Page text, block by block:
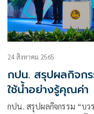
24 สิงหาคม 2565
กปน. สรุปผลกิจก
ใช้น้ำอย่างรู้คุณค่า
กปน. สรุปผลกิจกรรม “บว